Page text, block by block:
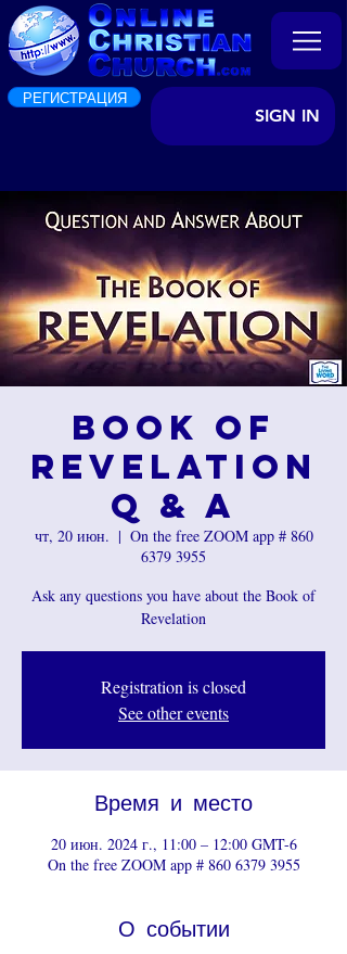
РЕГИСТРАЦИЯ
SIGN IN
Book of
Revelation
Q & A
чт, 20 июн.
  |
On the free ZOOM app # 860
6379 3955
Ask any questions you have about the Book of
Revelation
Registration is closed
See other events
Время и место
20 июн. 2024 г., 11:00 – 12:00 GMT-6
On the free ZOOM app # 860 6379 3955
О событии